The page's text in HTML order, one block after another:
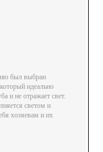
был выбран
идеально
и не отражает свет.
светом и
хозяевам и их